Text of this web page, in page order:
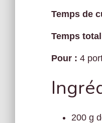
Temps de
Temps
Pour : 4
200 g